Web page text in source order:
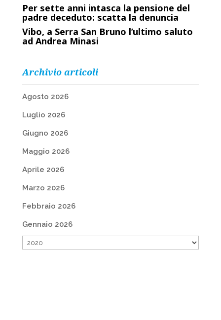
Per sette anni intasca la pensione del
padre deceduto: scatta la denuncia
Vibo, a Serra San Bruno l’ultimo saluto
ad Andrea Minasi
Archivio articoli
Agosto 2026
Luglio 2026
Giugno 2026
Maggio 2026
Aprile 2026
Marzo 2026
Febbraio 2026
Gennaio 2026